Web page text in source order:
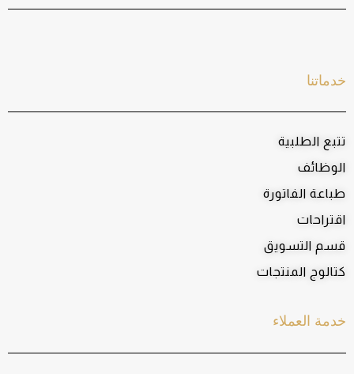
خدمة العملاء
خدماتنا
تتبع الطلبية
الوظائف
طباعة الفاتورة
اقتراحات
قسم التسويق
كتالوج المنتجات